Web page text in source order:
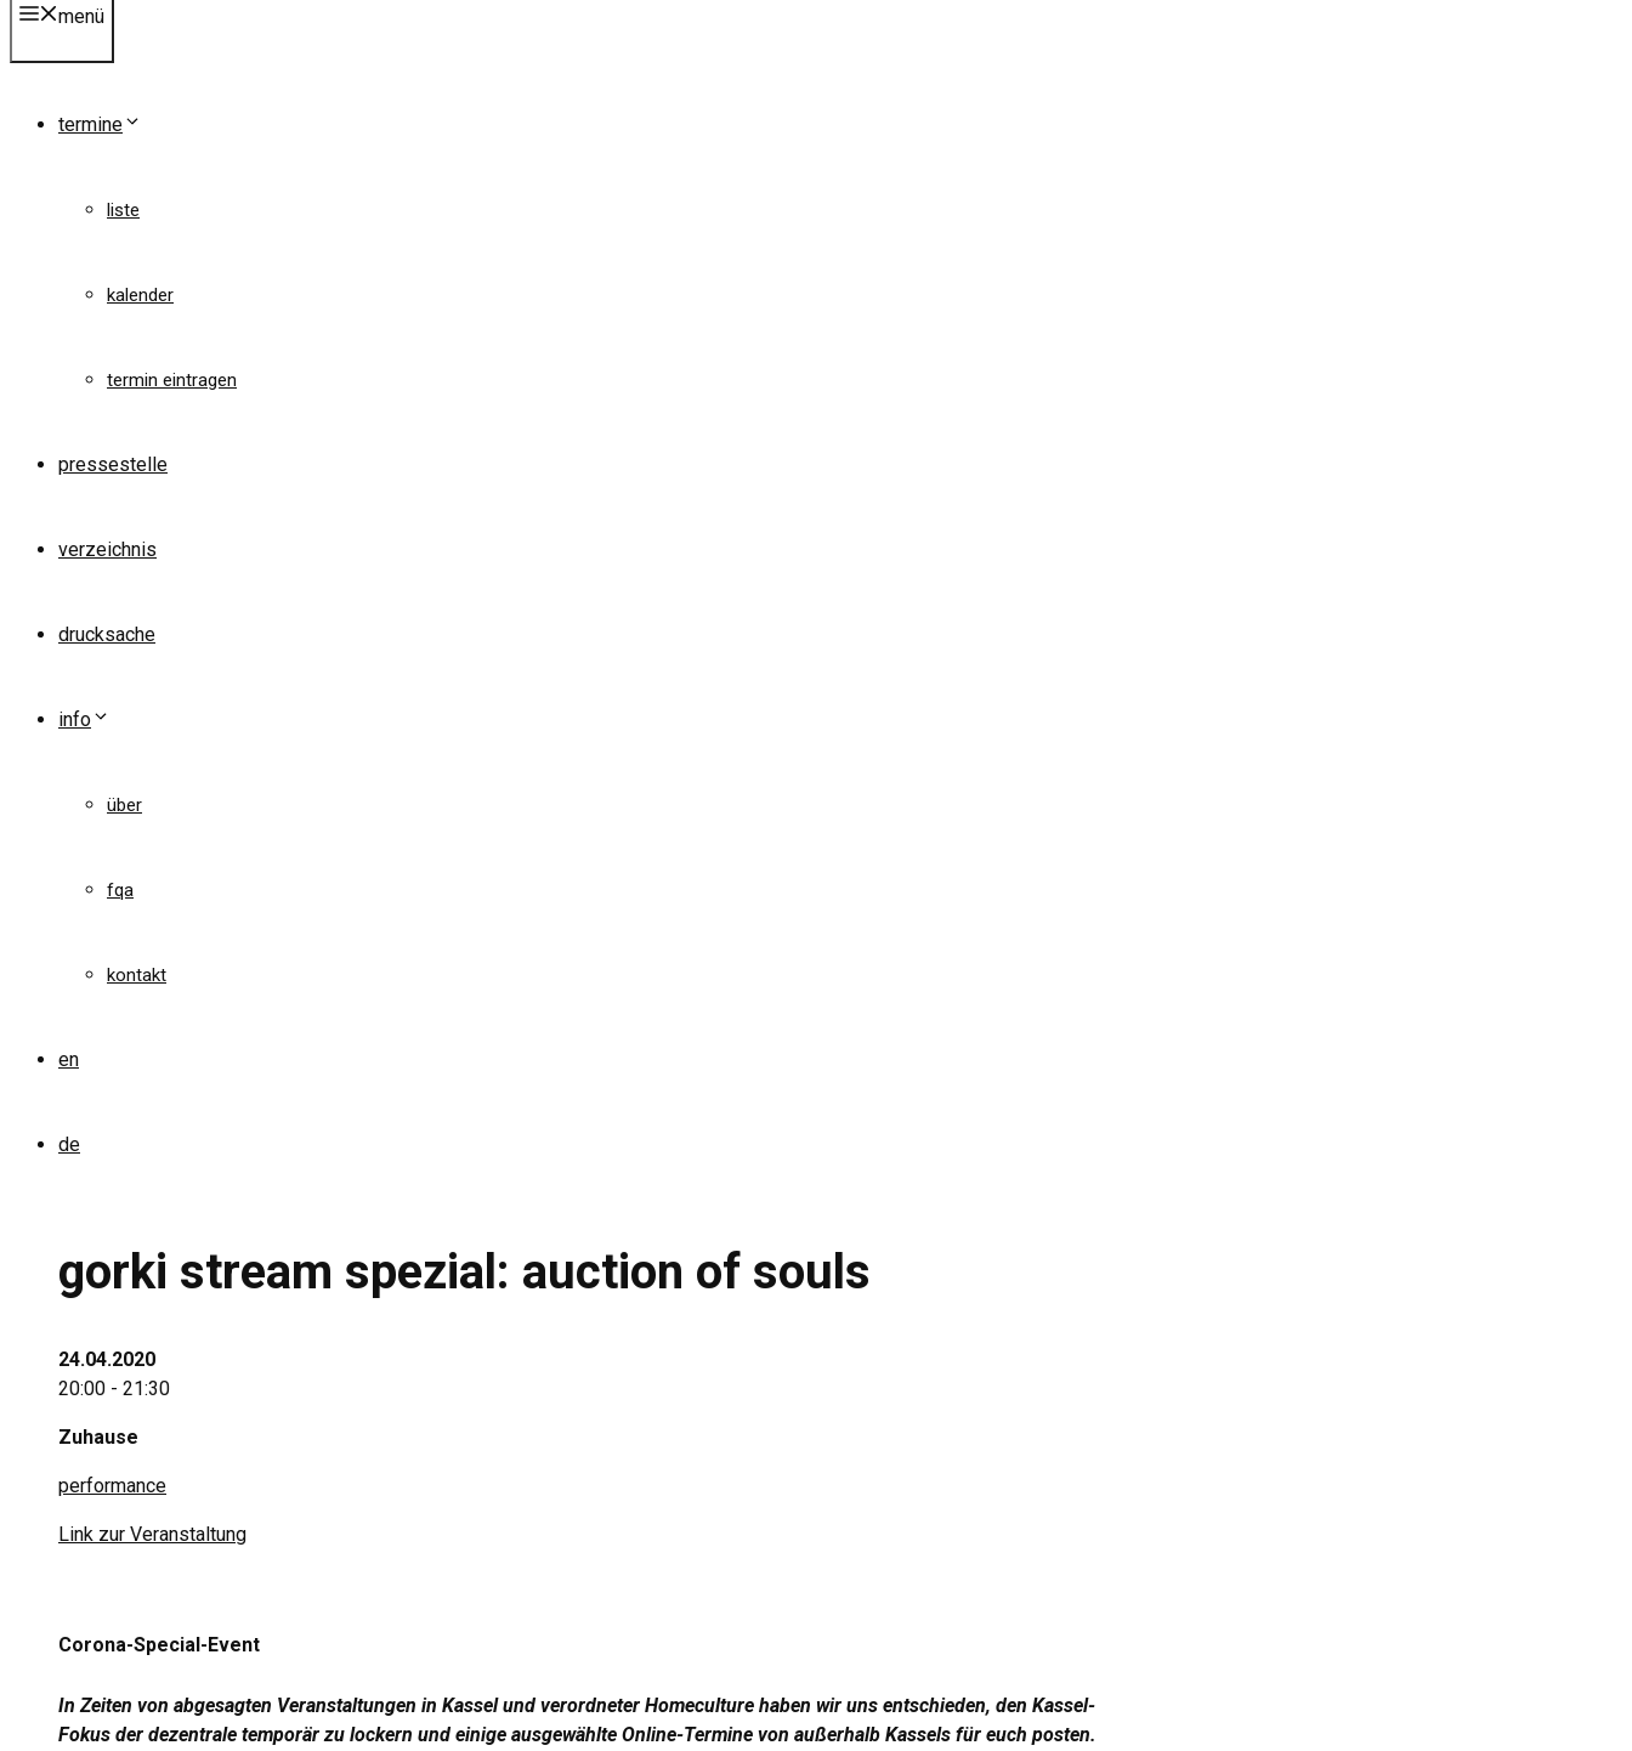
menü
termine
liste
kalender
termin eintragen
pressestelle
verzeichnis
drucksache
info
über
fqa
kontakt
en
de
gorki stream spezial: auction of souls
24.04.2020
20:00 - 21:30
Zuhause
performance
Link zur Veranstaltung
Corona-Special-Event
In Zeiten von abgesagten Veranstaltungen in Kassel und verordneter Homeculture haben wir uns entschieden, den Kassel-
Fokus der dezentrale temporär zu lockern und einige ausgewählte Online-Termine von außerhalb Kassels für euch posten.